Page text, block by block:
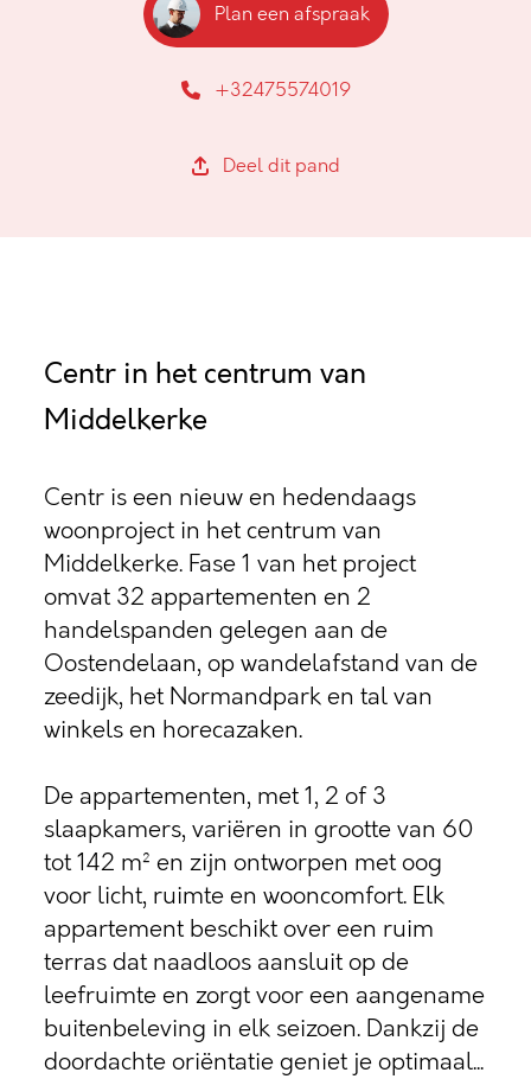
Plan een afspraak
+32475574019
Deel dit pand
Centr in het centrum van
Middelkerke
Centr is een nieuw en hedendaags
woonproject in het centrum van
Middelkerke. Fase 1 van het project
omvat 32 appartementen en 2
handelspanden gelegen aan de
Oostendelaan, op wandelafstand van de
zeedijk, het Normandpark en tal van
winkels en horecazaken.
De appartementen, met 1, 2 of 3
slaapkamers, variëren in grootte van 60
tot 142 m² en zijn ontworpen met oog
voor licht, ruimte en wooncomfort. Elk
appartement beschikt over een ruim
terras dat naadloos aansluit op de
leefruimte en zorgt voor een aangename
buitenbeleving in elk seizoen. Dankzij de
doordachte oriëntatie geniet je optimaal...